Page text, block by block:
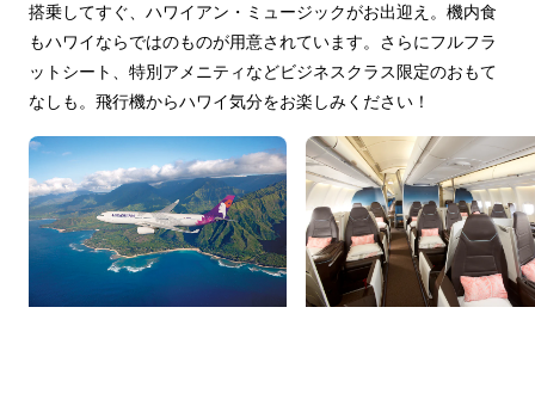
搭乗してすぐ、ハワイアン・ミュージックがお出迎え。機内食
もハワイならではのものが用意されています。さらにフルフラ
ットシート、特別アメニティなどビジネスクラス限定のおもて
なしも。飛行機からハワイ気分をお楽しみください！